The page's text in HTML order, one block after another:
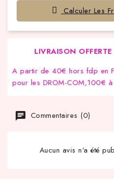
Calculer Les
LIVRAISON OFFERTE
A partir de 40€ hors fdp en
pour les DROM-COM,100€ à
Commentaires (0)
Aucun avis n'a été